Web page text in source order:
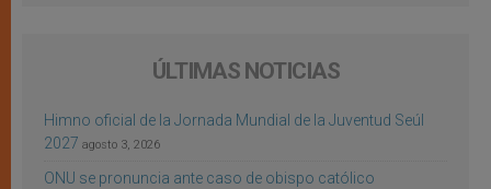
ÚLTIMAS NOTICIAS
Himno oficial de la Jornada Mundial de la Juventud Seúl
2027 agosto 3, 2026
ONU se pronuncia ante caso de obispo católico